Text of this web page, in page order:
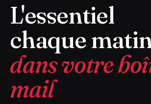
L'essentiel
chaque
dans votre
mail